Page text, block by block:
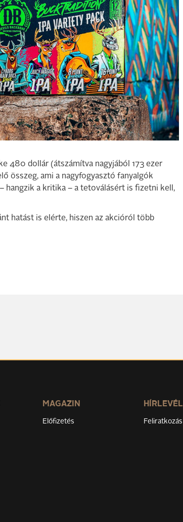
480 dollár (átszámítva nagyjából 173 ezer
összeg, ami a nagyfogyasztó fanyalgók
hangzik a kritika – a tetoválásért is fizetni kell,
hatást is elérte, hiszen az akcióról több
MAGAZIN
Előfizetés
HÍRLEVÉL
Feliratkozás